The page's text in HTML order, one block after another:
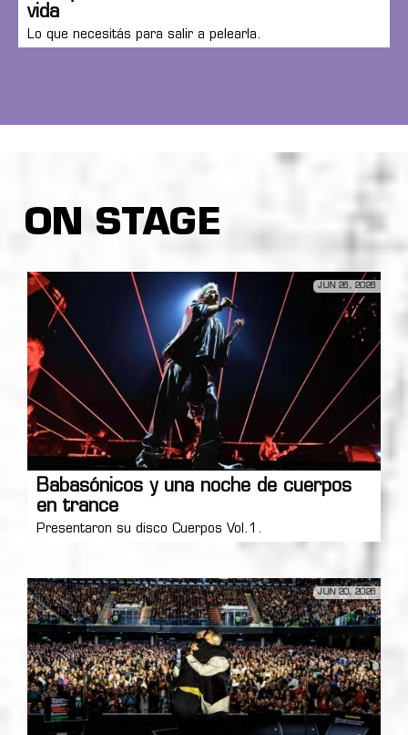
vida
Lo que necesitás para salir a pelearla.
ON STAGE
JUN 26, 2026
Babasónicos y una noche de cuerpos
en trance
Presentaron su disco Cuerpos Vol.1.
JUN 20, 2026